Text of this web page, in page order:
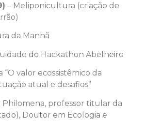
– Meliponicultura (criação de
da Manhã
do Hackathon Abelheiro
“O valor ecossistêmico da
atual e desafios”
Philomena, professor titular da
Doutor em Ecologia e